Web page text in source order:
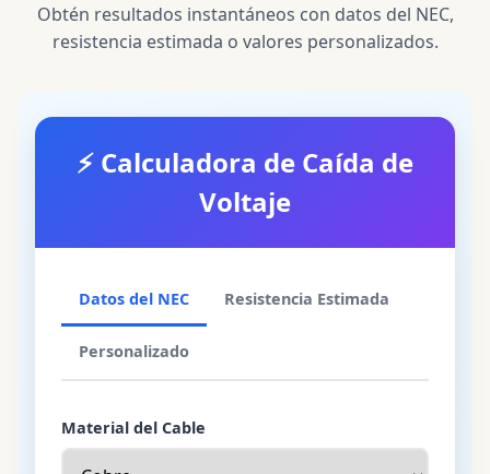
Obtén resultados instantáneos con datos del NEC,
resistencia estimada o valores personalizados.
⚡ Calculadora de Caída de
Voltaje
Datos del NEC Resistencia Estimada
Personalizado
Material del Cable